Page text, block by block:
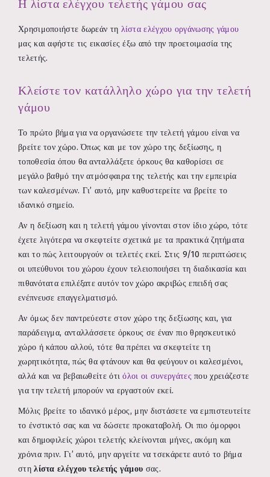
Η λίστα ελέγχου τελετής γάμου σας
Χρησιμοποιήστε δωρεάν τη λίστα ελέγχου οργάνωσης γάμου
μας και αφήστε τις εικασίες έξω από την προετοιμασία της
τελετής.
Κλείστε τον κατάλληλο χώρο για την τελετή
γάμου
Το πρώτο βήμα για να οργανώσετε την τελετή γάμου είναι να
βρείτε τον χώρο. Όπως και με τον χώρο της δεξίωσης, η
τοποθεσία όπου θα ανταλλάξετε όρκους θα καθορίσει σε
μεγάλο βαθμό την ατμόσφαιρα της τελετής και την εμπειρία
των καλεσμένων. Γι’ αυτό, μην καθυστερείτε να βρείτε το
ιδανικό σημείο.
Αν η δεξίωση και η τελετή γάμου γίνονται στον ίδιο χώρο, τότε
έχετε λιγότερα να σκεφτείτε σχετικά με τα πρακτικά ζητήματα
και το πώς λειτουργούν οι τελετές εκεί. Στις 9/10 περιπτώσεις
οι υπεύθυνοι του χώρου έχουν τελειοποιήσει τη διαδικασία και
πιθανότατα επιλέξατε αυτόν τον χώρο ακριβώς επειδή σας
ενέπνευσε επαγγελματισμό.
Αν όμως δεν παντρεύεστε στον χώρο της δεξίωσης και, για
παράδειγμα, ανταλλάσσετε όρκους σε έναν πιο θρησκευτικό
χώρο ή κάπου αλλού, τότε θα πρέπει να σκεφτείτε τη
χωρητικότητα, πώς θα φτάνουν και θα φεύγουν οι καλεσμένοι,
αλλά και να βεβαιωθείτε ότιόλοι οι συνεργάτεςπου χρειάζεστε
για την τελετή μπορούν να εργαστούν εκεί.
Μόλις βρείτε το ιδανικό μέρος, μην διστάσετε να εμπιστευτείτε
το ένστικτό σας και να δώσετε προκαταβολή. Οι πιο όμορφοι
και δημοφιλείς χώροι τελετής κλείνονται μήνες, ακόμη και
χρόνια πριν. Γι’ αυτό, μην αργείτε να τσεκάρετε αυτό το βήμα
στηλίστα ελέγχου τελετής γάμου σας.